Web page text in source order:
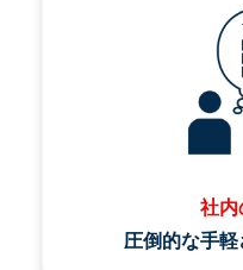
社内
圧倒的な手軽